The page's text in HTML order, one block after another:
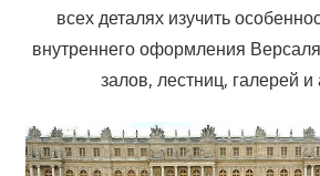
всех деталях изучить
внутреннего оформления
залов, лестниц, галерей